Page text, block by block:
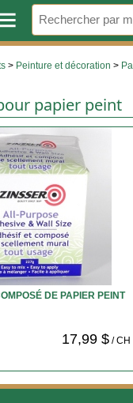
> Peinture et décoration >
papier peint
DE PAPIER PEINT
17,99 $/ CH